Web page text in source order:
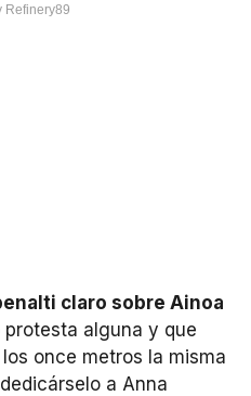
Refinery89
claro sobre Ainoa
alguna y que
once metros la misma
a Anna